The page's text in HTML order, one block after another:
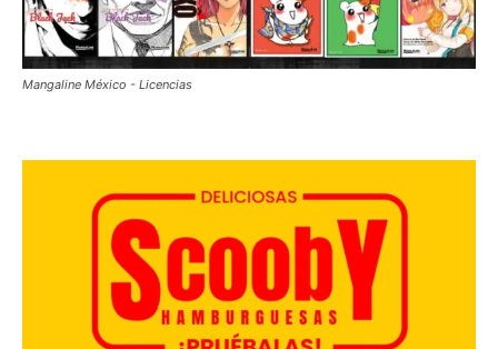
Mangaline México - Licencias